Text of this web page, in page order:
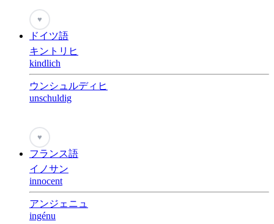
♥
ドイツ語
キントリヒ
kindlich
ウンシュルディヒ
unschuldig
♥
フランス語
イノサン
innocent
アンジェニュ
ingénu